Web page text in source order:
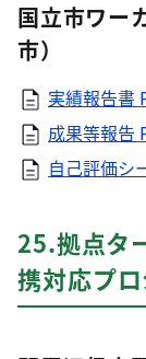
国立市ワー
市）
実績報告書
成果等報告
自己評価シ
25.拠点タ
携対応プ